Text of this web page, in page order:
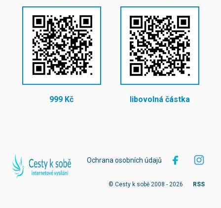
999 Kč libovolná částka
Ochrana osobních údajů
© Cesty k sobě 2008 - 2026 RSS